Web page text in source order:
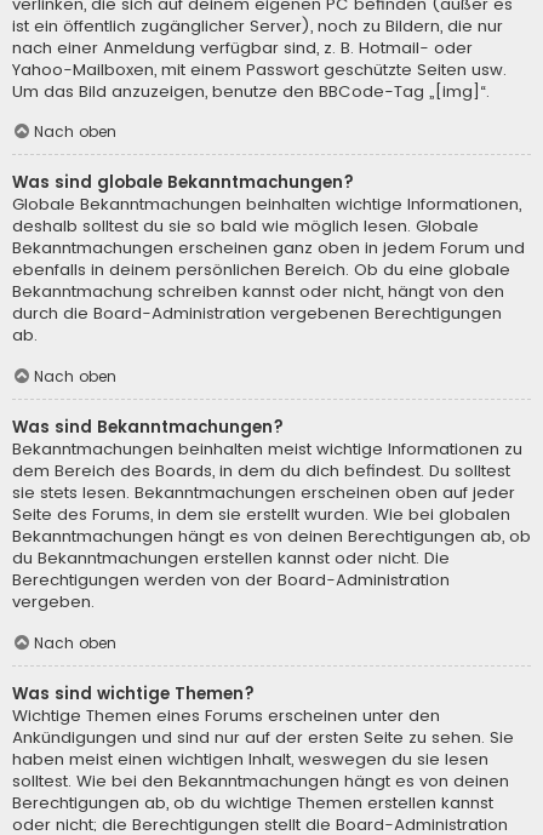
ist ein öffentlich zugänglicher Server), noch zu Bildern, die nur
nach einer Anmeldung verfügbar sind, z. B. Hotmail- oder
Yahoo-Mailboxen, mit einem Passwort geschützte Seiten usw.
Um das Bild anzuzeigen, benutze den BBCode-Tag „[img]“.
Nach oben
Was sind globale Bekanntmachungen?
Globale Bekanntmachungen beinhalten wichtige Informationen,
deshalb solltest du sie so bald wie möglich lesen. Globale
Bekanntmachungen erscheinen ganz oben in jedem Forum und
ebenfalls in deinem persönlichen Bereich. Ob du eine globale
Bekanntmachung schreiben kannst oder nicht, hängt von den
durch die Board-Administration vergebenen Berechtigungen
ab.
Nach oben
Was sind Bekanntmachungen?
Bekanntmachungen beinhalten meist wichtige Informationen zu
dem Bereich des Boards, in dem du dich befindest. Du solltest
sie stets lesen. Bekanntmachungen erscheinen oben auf jeder
Seite des Forums, in dem sie erstellt wurden. Wie bei globalen
Bekanntmachungen hängt es von deinen Berechtigungen ab, ob
du Bekanntmachungen erstellen kannst oder nicht. Die
Berechtigungen werden von der Board-Administration
vergeben.
Nach oben
Was sind wichtige Themen?
Wichtige Themen eines Forums erscheinen unter den
Ankündigungen und sind nur auf der ersten Seite zu sehen. Sie
haben meist einen wichtigen Inhalt, weswegen du sie lesen
solltest. Wie bei den Bekanntmachungen hängt es von deinen
Berechtigungen ab, ob du wichtige Themen erstellen kannst
oder nicht; die Berechtigungen stellt die Board-Administration